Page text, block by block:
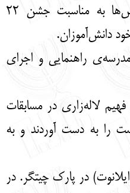
- آذین‌بندی مدرسه و کلاس‌ها به مناسبت جشن 22
دانش‌آموزان.
راهنمایی و اجرای
لاله‌زاری در مسابقات
را به دست آوردند و به
در پارک چیتگر. در